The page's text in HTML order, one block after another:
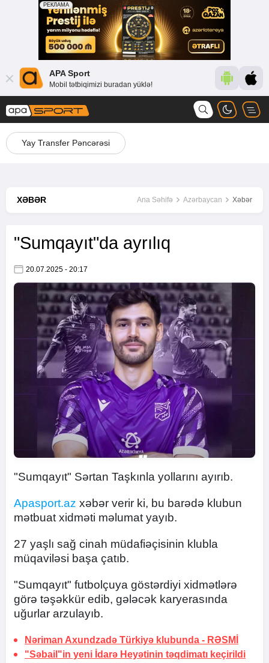
APA Sport
Mobil tətbiqimizi buradan yüklə!
Yay Transfer Pəncərəsi
XƏBƏR Ana Səhifə Azərbaycan Xəbər
"Sumqayıt"da ayrılıq
20.07.2025 - 20:17
"Sumqayıt" Sərtan Taşkınla yollarını ayırıb.
Apasport.az xəbər verir ki, bu barədə klubun
mətbuat xidməti məlumat yayıb.
27 yaşlı sağ cinah müdafiəçisinin klubla
müqaviləsi başa çatıb.
"Sumqayıt" futbolçuya göstərdiyi xidmətlərə
görə təşəkkür edib, gələcək karyerasında
uğurlar arzulayıb.
Nəriman Axundzadə Türkiyə klubunda - RƏSMİ
"Səbail"in yeni İdarə Heyətinin təqdimatı keçirildi